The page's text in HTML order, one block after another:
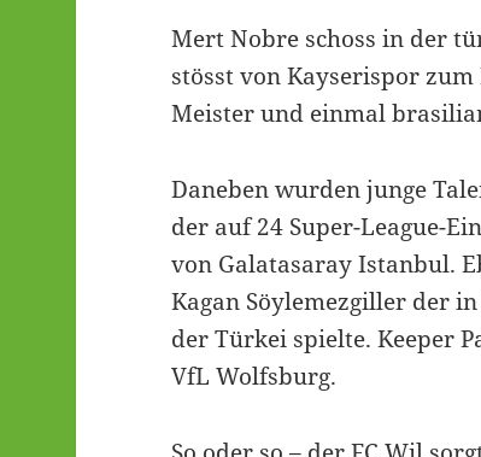
Mert Nobre schoss in der
stösst von Kayserispor
Meister und einmal
Daneben wurden junge
der auf 24 Super-League-
von Galatasaray Istanbul.
Kagan Söylemezgiller der
der Türkei spielte. Keeper
VfL Wolfsburg.